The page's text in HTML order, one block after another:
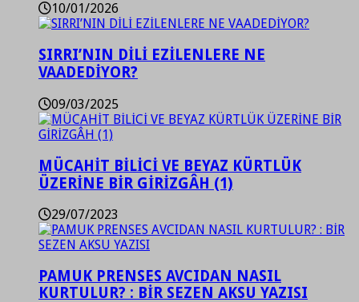
10/01/2026
SIRRI’NIN DİLİ EZİLENLERE NE
VAADEDİYOR?
09/03/2025
MÜCAHİT BİLİCİ VE BEYAZ KÜRTLÜK
ÜZERİNE BİR GİRİZGÂH (1)
29/07/2023
PAMUK PRENSES AVCIDAN NASIL
KURTULUR? : BİR SEZEN AKSU YAZISI